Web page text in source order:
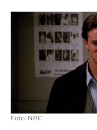
Foto: NBC